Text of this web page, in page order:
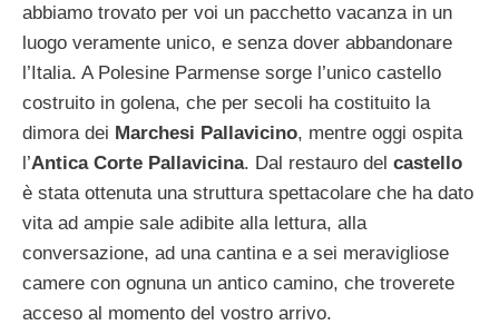
abbiamo trovato per voi un pacchetto vacanza in un
luogo veramente unico, e senza dover abbandonare
l’Italia. A Polesine Parmense sorge l’unico castello
costruito in golena, che per secoli ha costituito la
dimora dei Marchesi Pallavicino, mentre oggi ospita
l’Antica Corte Pallavicina. Dal restauro del castello
è stata ottenuta una struttura spettacolare che ha dato
vita ad ampie sale adibite alla lettura, alla
conversazione, ad una cantina e a sei meravigliose
camere con ognuna un antico camino, che troverete
acceso al momento del vostro arrivo.